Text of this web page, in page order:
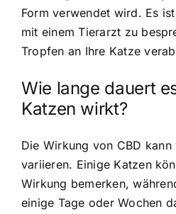
Form verwendet wird. Es
mit einem Tierarzt zu
Tropfen an Ihre Katze
Wie lange dauert
Katzen wirkt?
Die Wirkung von CBD
variieren. Einige Katzen
Wirkung bemerken,
einige Tage oder Wochen